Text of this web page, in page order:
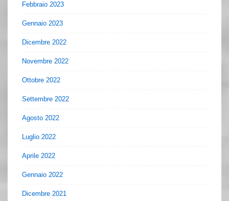
Febbraio 2023
Gennaio 2023
Dicembre 2022
Novembre 2022
Ottobre 2022
Settembre 2022
Agosto 2022
Luglio 2022
Aprile 2022
Gennaio 2022
Dicembre 2021